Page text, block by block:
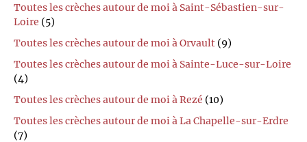
Toutes les crèches autour de moi à Saint-Sébastien-sur-
Loire (5)
Toutes les crèches autour de moi à Orvault (9)
Toutes les crèches autour de moi à Sainte-Luce-sur-Loire
(4)
Toutes les crèches autour de moi à Rezé (10)
Toutes les crèches autour de moi à La Chapelle-sur-Erdre
(7)